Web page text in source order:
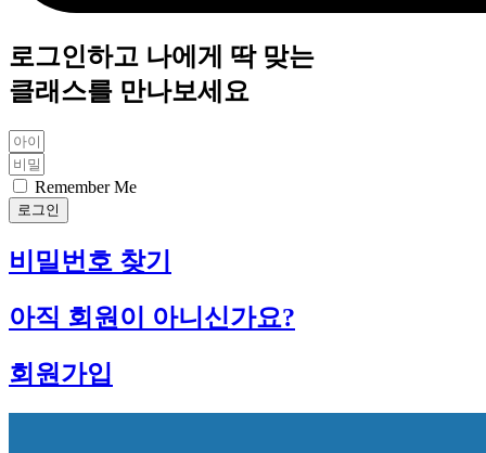
로그인하고 나에게 딱 맞는
클래스를 만나보세요
Remember Me
로그인
비밀번호 찾기
아직 회원이 아니신가요?
회원가입